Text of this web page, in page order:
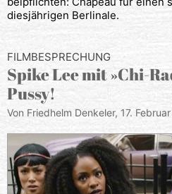
diesjährigen Berlinale.
FILMBESPRECHUNG
Spike Lee mit »Chi-
Pussy!
Von Friedhelm Denkeler, 17.